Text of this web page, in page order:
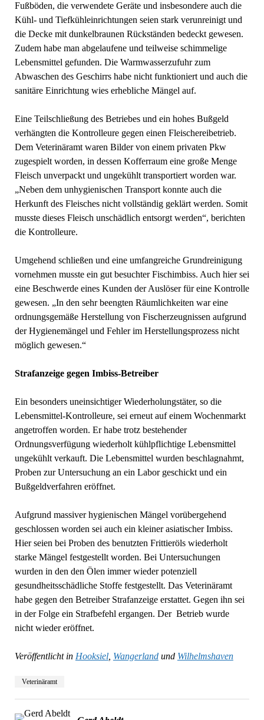
Fußböden, die verwendete Geräte und insbesondere auch die
Kühl- und Tiefkühleinrichtungen seien stark verunreinigt und
die Decke mit dunkelbraunen Rückständen bedeckt gewesen.
Zudem habe man abgelaufene und teilweise schimmelige
Lebensmittel gefunden. Die Warmwasserzufuhr zum
Abwaschen des Geschirrs habe nicht funktioniert und auch die
sanitäre Einrichtung wies erhebliche Mängel auf.
Eine Teilschließung des Betriebes und ein hohes Bußgeld
verhängten die Kontrolleure gegen einen Fleischereibetrieb.
Dem Veterinäramt waren Bilder von einem privaten Pkw
zugespielt worden, in dessen Kofferraum eine große Menge
Fleisch unverpackt und ungekühlt transportiert worden war.
„Neben dem unhygienischen Transport konnte auch die
Herkunft des Fleisches nicht vollständig geklärt werden. Somit
musste dieses Fleisch unschädlich entsorgt werden“, berichten
die Kontrolleure.
Umgehend schließen und eine umfangreiche Grundreinigung
vornehmen musste ein gut besuchter Fischimbiss. Auch hier sei
eine Beschwerde eines Kunden der Auslöser für eine Kontrolle
gewesen. „In den sehr beengten Räumlichkeiten war eine
ordnungsgemäße Herstellung von Fischerzeugnissen aufgrund
der Hygienemängel und Fehler im Herstellungsprozess nicht
möglich gewesen.“
Strafanzeige gegen Imbiss-Betreiber
Ein besonders uneinsichtiger Wiederholungstäter, so die
Lebensmittel-Kontrolleure, sei erneut auf einem Wochenmarkt
angetroffen worden. Er habe trotz bestehender
Ordnungsverfügung wiederholt kühlpflichtige Lebensmittel
ungekühlt verkauft. Die Lebensmittel wurden beschlagnahmt,
Proben zur Untersuchung an ein Labor geschickt und ein
Bußgeldverfahren eröffnet.
Aufgrund massiver hygienischen Mängel vorübergehend
geschlossen worden sei auch ein kleiner asiatischer Imbiss.
Hier seien bei Proben des benutzten Frittieröls wiederholt
starke Mängel festgestellt worden. Bei Untersuchungen
wurden in den den Ölen immer wieder potenziell
gesundheitsschädliche Stoffe festgestellt. Das Veterinäramt
habe gegen den Betreiber Strafanzeige erstattet. Gegen ihn sei
in der Folge ein Strafbefehl ergangen. Der Betrieb wurde
nicht wieder eröffnet.
Veröffentlicht in Hooksiel, Wangerlandund Wilhelmshaven
Veterinäramt